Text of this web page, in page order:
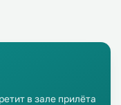
в зале прилёта